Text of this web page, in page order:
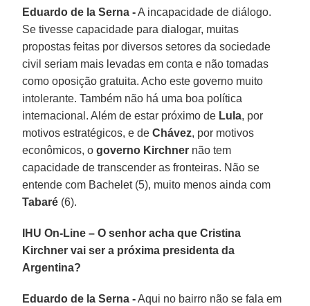
Eduardo de la Serna -A incapacidade de diálogo.
Se tivesse capacidade para dialogar, muitas
propostas feitas por diversos setores da sociedade
civil seriam mais levadas em conta e não tomadas
como oposição gratuita. Acho este governo muito
intolerante. Também não há uma boa política
internacional. Além de estar próximo de Lula, por
motivos estratégicos, e deChávez, por motivos
econômicos, ogoverno Kirchner não tem
capacidade de transcender as fronteiras. Não se
entende com Bachelet (5), muito menos ainda com
Tabaré (6).
IHU On-Line – O senhor acha que Cristina
Kirchner vai ser a próxima presidenta da
Argentina?
Eduardo de la Serna -Aqui no bairro não se fala em